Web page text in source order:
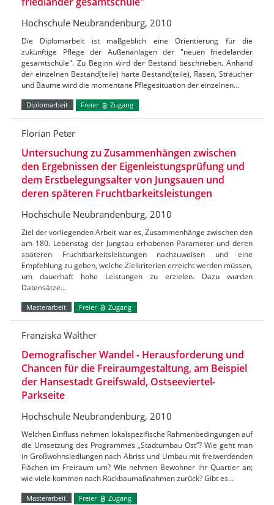
Hochschule Neubrandenburg, 2010
Die Diplomarbeit ist maßgeblich eine Orientierung für die
zukünftige Pflege der Außenanlagen der "neuen friedeländer
gesamtschule". Zu Beginn wird der Bestand beschrieben. Anhand
der einzelnen Bestand(teile) harte Bestand(teile), Rasen, Sträucher
und Bäume wird die momentane Pflegesituation der einzelnen…
Diplomarbeit Freier Zugang
Florian Peter
Untersuchung zu Zusammenhängen zwischen
den Ergebnissen der Eigenleistungsprüfung und
dem Erstbelegungsalter von Jungsauen und
deren späteren Fruchtbarkeitsleistungen
Hochschule Neubrandenburg, 2010
Ziel der vorliegenden Arbeit war es, Zusammenhänge zwischen den
am 180. Lebenstag der Jungsau erhobenen Parameter und deren
späteren Fruchtbarkeitsleistungen nachzuweisen und eine
Empfehlung zu geben, welche Zielkriterien erreicht werden müssen,
um dauerhaft hohe Leistungen zu erzielen. Dazu wurden
Datensätze…
Masterarbeit Freier Zugang
Franziska Walther
Demografischer Wandel - Herausforderung und
Chancen für die Freiraumgestaltung, am Beispiel
der Hansestadt Greifswald, Ostseeviertel-
Parkseite
Hochschule Neubrandenburg, 2010
Welchen Einfluss nehmen lokalspezifische Rahmenbedingungen auf
die Umsetzung des Programmes „Stadtumbau Ost“? Wie geht man
in Großwohnsiedlungen nach Abriss und Umbau mit freiwerdenden
Flächen im Freiraum um? Wie nehmen Bewohner ihr Quartier an;
wie viele kommen nach Rückbaumaßnahmen zurück? Gibt es…
Masterarbeit Freier Zugang